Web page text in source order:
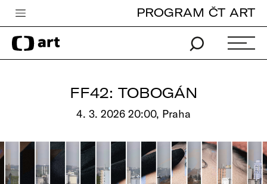
Česká televize
Zpravodajství
Pro děti
edu
PROGRAM ČT ART
FF42: TOBOGÁN
4. 3. 2026 20:00, Praha